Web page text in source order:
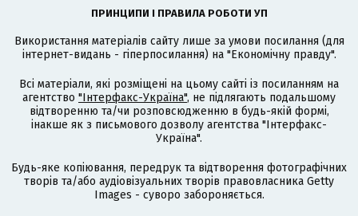
ПРИНЦИПИ І ПРАВИЛА РОБОТИ УП
Використання матеріалів сайту лише за умови посилання (для
інтернет-видань - гіперпосилання) на "Економічну правду".
Всі матеріали, які розміщені на цьому сайті із посиланням на
агентство "Інтерфакс-Україна", не підлягають подальшому
відтворенню та/чи розповсюдженню в будь-якій формі,
інакше як з письмового дозволу агентства "Інтерфакс-
Україна".
Будь-яке копіювання, передрук та відтворення фотографічних
творів та/або аудіовізуальних творів правовласника Getty
Images - суворо забороняється.